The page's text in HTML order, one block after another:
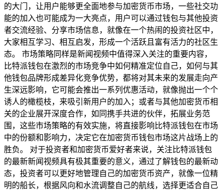
的大门，让用户能够更全面地参与加密货币市场，一些社交功
能的加入也可能成为一大亮点，用户可以通过钱包与其他投资
者交流经验、分享市场信息，就像在一个热闹的投资社区中，
大家相互学习、相互启发，形成一个活跃且富有活力的社区生
态。 市场策略同样是新闻视频中值得深入关注的重要内容，
比特派钱包在激烈的市场竞争中如何精准定位自己，如何与其
他钱包品牌形成差异化竞争优势，都将对其未来的发展走向产
生深远影响，它可能会推出一系列优惠活动，就像抛出一个个
诱人的橄榄枝，来吸引新用户的加入；或者与其他加密货币相
关的企业展开深度合作，如同携手共进的伙伴，拓展业务范
围，这些市场策略的有效实施，将直接影响比特派钱包在市场
中的份额和影响力，决定它在加密货币钱包市场这片战场上的
胜负。 对于投资者和加密货币爱好者来说，关注比特派钱包
的最新新闻视频具有极其重要的意义，通过了解钱包的最新动
态，投资者可以更好地管理自己的加密货币资产，就像一位精
明的船长，根据风向和水流调整自己的航线，选择更适合自己